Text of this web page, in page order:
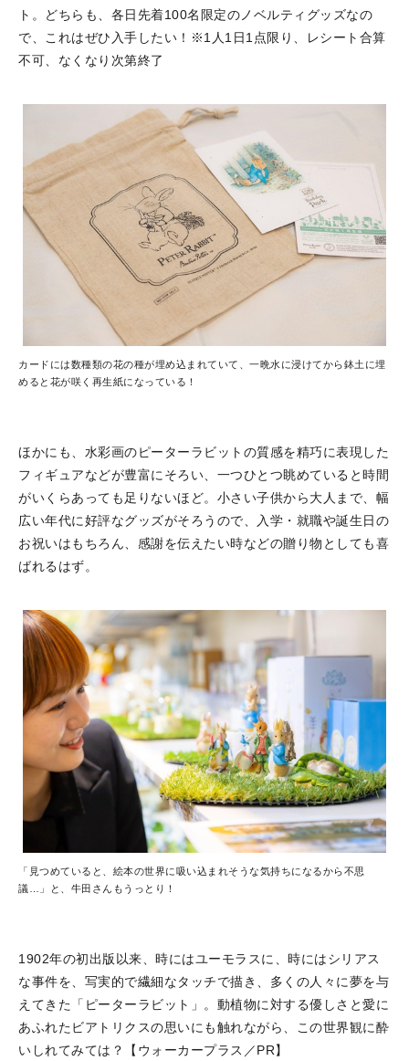
ト。どちらも、各日先着100名限定のノベルティグッズなの
で、これはぜひ入手したい！※1人1日1点限り、レシート合算
不可、なくなり次第終了
カードには数種類の花の種が埋め込まれていて、一晩水に浸けてから鉢土に埋
めると花が咲く再生紙になっている！
ほかにも、水彩画のピーターラビットの質感を精巧に表現した
フィギュアなどが豊富にそろい、一つひとつ眺めていると時間
がいくらあっても足りないほど。小さい子供から大人まで、幅
広い年代に好評なグッズがそろうので、入学・就職や誕生日の
お祝いはもちろん、感謝を伝えたい時などの贈り物としても喜
ばれるはず。
「見つめていると、絵本の世界に吸い込まれそうな気持ちになるから不思
議…」と、牛田さんもうっとり！
1902年の初出版以来、時にはユーモラスに、時にはシリアス
な事件を、写実的で繊細なタッチで描き、多くの人々に夢を与
えてきた「ピーターラビット」。動植物に対する優しさと愛に
あふれたビアトリクスの思いにも触れながら、この世界観に酔
いしれてみては？【ウォーカープラス／PR】